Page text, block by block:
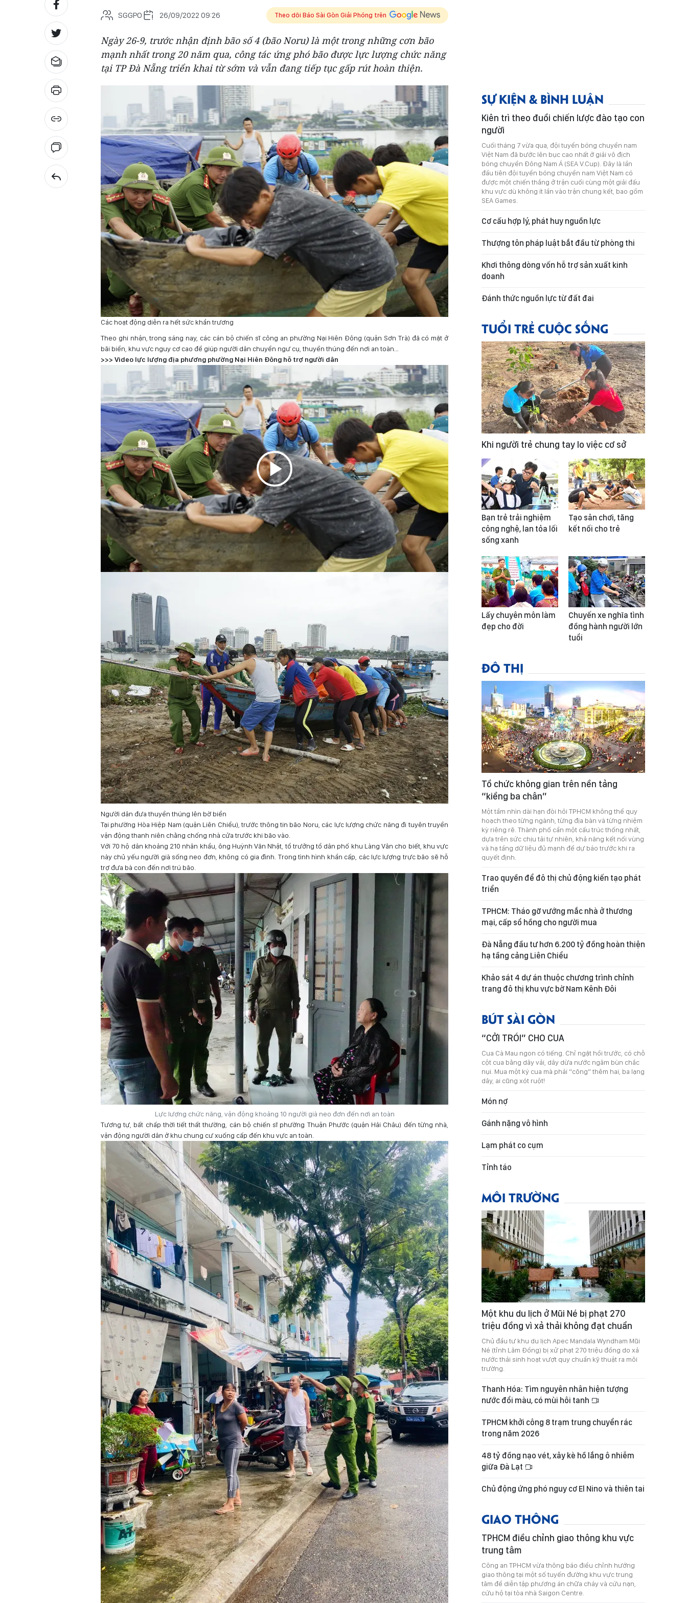
SGGPO 26/09/2022 09:26 Theo dõi Báo Sài Gòn Giải Phóng trên
Ngày 26-9, trước nhận định bão số 4 (bão Noru) là một trong những cơn bão
mạnh nhất trong 20 năm qua, công tác ứng phó bão được lực lượng chức năng
tại TP Đà Nẵng triển khai từ sớm và vẫn đang tiếp tục gấp rút hoàn thiện.
Các hoạt động diễn ra hết sức khẩn trương
Theo ghi nhận, trong sáng nay, các cán bộ chiến sĩ công an phường Nại Hiên Đông (quận Sơn Trà) đã có mặt ở
bãi biển, khu vực nguy cơ cao để giúp người dân chuyển ngư cụ, thuyền thúng đến nơi an toàn…
>>> Video lực lượng địa phương phường Nại Hiên Đông hỗ trợ người dân
Người dân đưa thuyền thúng lên bờ biển
Tại phường Hòa Hiệp Nam (quận Liên Chiểu), trước thông tin bão Noru, các lực lượng chức năng đi tuyên truyền
vận động thanh niên chằng chống nhà cửa trước khi bão vào.
Với 70 hộ dân khoảng 210 nhân khẩu, ông Huỳnh Văn Nhật, tổ trưởng tổ dân phố khu Làng Vân cho biết, khu vực
này chủ yếu người già sống neo đơn, không có gia đình. Trong tình hình khẩn cấp, các lực lượng trực bão sẽ hỗ
trợ đưa bà con đến nơi trú bão.
Lực lượng chức năng, vận động khoảng 10 người già neo đơn đến nơi an toàn
Tương tự, bất chấp thời tiết thất thường, cán bộ chiến sĩ phường Thuận Phước (quận Hải Châu) đến từng nhà,
vận động người dân ở khu chung cư xuống cấp đến khu vực an toàn.
SỰ KIỆN & BÌNH LUẬN
Kiên trì theo đuổi chiến lược đào tạo con
người
Cuối tháng 7 vừa qua, đội tuyển bóng chuyền nam
Việt Nam đã bước lên bục cao nhất ở giải vô địch
bóng chuyền Đông Nam Á (SEA V.Cup). Đây là lần
đầu tiên đội tuyển bóng chuyền nam Việt Nam có
được một chiến thắng ở trận cuối cùng một giải đấu
khu vực dù không ít lần vào trận chung kết, bao gồm
SEA Games.
Cơ cấu hợp lý, phát huy nguồn lực
Thượng tôn pháp luật bắt đầu từ phòng thi
Khơi thông dòng vốn hỗ trợ sản xuất kinh
doanh
Đánh thức nguồn lực từ đất đai
TUỔI TRẺ CUỘC SỐNG
Khi người trẻ chung tay lo việc cơ sở
Bạn trẻ trải nghiệm
công nghệ, lan tỏa lối
sống xanh
Tạo sân chơi, tăng
kết nối cho trẻ
Lấy chuyên môn làm
đẹp cho đời
Chuyến xe nghĩa tình
đồng hành người lớn
tuổi
ĐÔ THỊ
Tổ chức không gian trên nền tảng
“kiềng ba chân”
Một tầm nhìn dài hạn đòi hỏi TPHCM không thể quy
hoạch theo từng ngành, từng địa bàn và từng nhiệm
kỳ riêng rẽ. Thành phố cần một cấu trúc thống nhất,
dựa trên sức chịu tải tự nhiên, khả năng kết nối vùng
và hạ tầng dữ liệu đủ mạnh để dự báo trước khi ra
quyết định.
Trao quyền để đô thị chủ động kiến tạo phát
triển
TPHCM: Tháo gỡ vướng mắc nhà ở thương
mại, cấp sổ hồng cho người mua
Đà Nẵng đầu tư hơn 6.200 tỷ đồng hoàn thiện
hạ tầng cảng Liên Chiểu
Khảo sát 4 dự án thuộc chương trình chỉnh
trang đô thị khu vực bờ Nam Kênh Đôi
BÚT SÀI GÒN
“CỞI TRÓI” CHO CUA
Cua Cà Mau ngon có tiếng. Chỉ ngặt hồi trước, có chỗ
cột cua bằng dây vải, dây dừa nước ngâm bùn chắc
nụi. Mua một ký cua mà phải “cõng” thêm hai, ba lạng
dây, ai cũng xót ruột!
Món nợ
Gánh nặng vô hình
Lạm phát co cụm
Tỉnh táo
MÔI TRƯỜNG
Một khu du lịch ở Mũi Né bị phạt 270
triệu đồng vì xả thải không đạt chuẩn
Chủ đầu tư khu du lịch Apec Mandala Wyndham Mũi
Né (tỉnh Lâm Đồng) bị xử phạt 270 triệu đồng do xả
nước thải sinh hoạt vượt quy chuẩn kỹ thuật ra môi
trường.
Thanh Hóa: Tìm nguyên nhân hiện tượng
nước đổi màu, có mùi hôi tanh
TPHCM khởi công 8 trạm trung chuyển rác
trong năm 2026
48 tỷ đồng nạo vét, xây kè hồ lắng ô nhiễm
giữa Đà Lạt
Chủ động ứng phó nguy cơ El Nino và thiên tai
GIAO THÔNG
TPHCM điều chỉnh giao thông khu vực
trung tâm
Công an TPHCM vừa thông báo điều chỉnh hướng
giao thông tại một số tuyến đường khu vực trung
tâm để diễn tập phương án chữa cháy và cứu nạn,
cứu hộ tại tòa nhà Saigon Centre.